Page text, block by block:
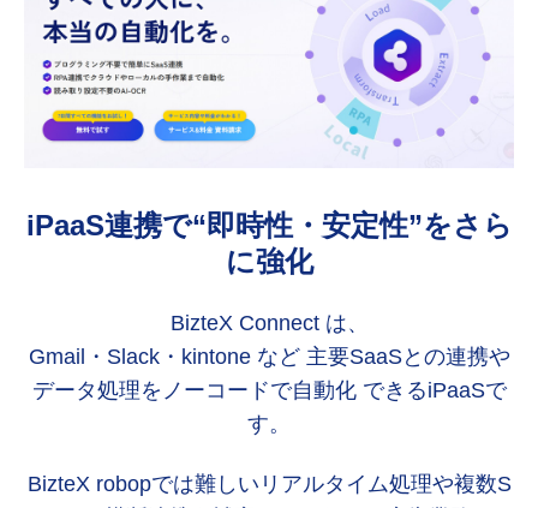
iPaaS連携で“即時性・安定性”をさら
に強化
BizteX Connect は、
Gmail・Slack・kintone など 主要SaaSとの連携や
データ処理をノーコードで自動化 できるiPaaSで
す。
BizteX robopでは難しいリアルタイム処理や複数S